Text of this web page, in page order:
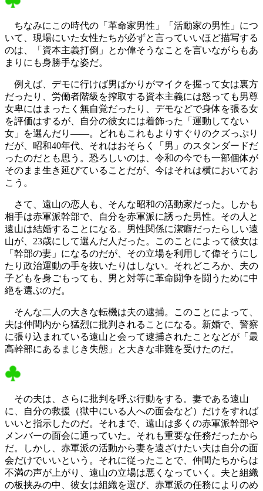
ちなみにこの時代の「革命家男性」「活動家の男性」につ
いて、現場にいた女性たちが必ずと言っていいほど描写する
のは、「資本主義打倒」とか偉そうなことを言いながらもあ
まりにも身勝手な姿だ。
例えば、デモに行けば男ばかりがマイクを握って女は裏方
だったり、労働者階級を搾取する資本主義には怒っても男尊
女卑にはまったく無自覚だったり、デモなどで身体を張る女
を評価はするが、自分の彼女には着飾った「運動してない
女」を選んだり――。どれもこれもよりすぐりのクズっぷり
だが、昭和40年代、それはおそらく「男」のスタンダードだ
ったのだとも思う。恐ろしいのは、令和の今でも一部個体が
そのまま生き延びていることだが、今はそれは横においてお
こう。
さて、遠山の恋人も、そんな昭和の活動家だった。しかも
相手は赤軍派幹部で、自分を赤軍派に誘った男性。その人と
遠山は結婚することになる。男性関係に潔癖だったらしい遠
山が、23歳にして選んだ人だった。このことによって彼女は
「幹部の妻」になるのだが、その立場を利用して偉そうにし
たり政治運動の手を抜いたりはしない。それどころか、夫の
子どもを身ごもっても、男と対等に革命闘争を闘うために中
絶を選ぶのだ。
そんな二人の大きな転機は夫の逮捕。このことによって、
夫は仲間内から猛烈に批判されることになる。新婚で、警察
に張り込まれている遠山と会って逮捕されたことなどが「最
高幹部にあるまじき失態」と大きな非難を受けたのだ。
その夫は、さらに批判を呼ぶ行動をする。妻である遠山
に、自分の救援（獄中にいる人への面会など）だけをすれば
いいと指示したのだ。それまで、遠山は多くの赤軍派幹部や
メンバーの面会に通っていた。それも重要な任務だったから
だ。しかし、赤軍派の活動から妻を遠ざけたい夫は自分の面
会だけでいいという。それに従ったことで、仲間たちからは
不満の声が上がり、遠山の立場は悪くなっていく。夫と組織
の板挟みの中、彼女は組織を選び、赤軍派の任務によりのめ